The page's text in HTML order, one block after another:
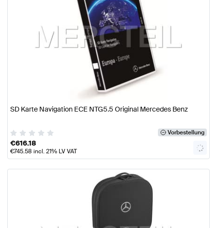
SD Karte Navigation ECE NTG5.5 Original Mercedes Benz
Vorbestellung
€616.18
€745.58 incl. 21% LV VAT